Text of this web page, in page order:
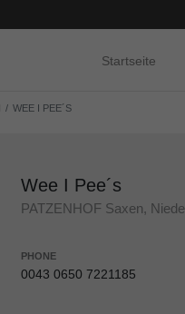
Startseite
WEE I PEE´S
Wee I Pee´s
PATZENHOF Saxen,
PHONE
0043 0650 7221185